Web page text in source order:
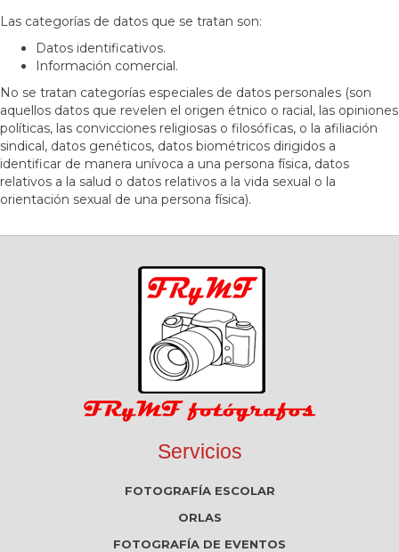
Las categorías de datos que se tratan son:
Datos identificativos.
Información comercial.
No se tratan categorías especiales de datos personales (son
aquellos datos que revelen el origen étnico o racial, las opiniones
políticas, las convicciones religiosas o filosóficas, o la afiliación
sindical, datos genéticos, datos biométricos dirigidos a
identificar de manera unívoca a una persona física, datos
relativos a la salud o datos relativos a la vida sexual o la
orientación sexual de una persona física).
Servicios
FOTOGRAFÍA ESCOLAR
ORLAS
FOTOGRAFÍA DE EVENTOS